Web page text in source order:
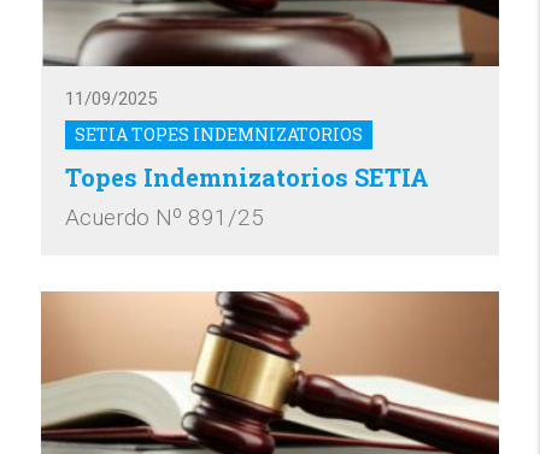
SETIA TOPES INDEMNIZATORIOS
11/09/2025
Topes Indemnizatorios SETIA
Acuerdo Nº 891/25